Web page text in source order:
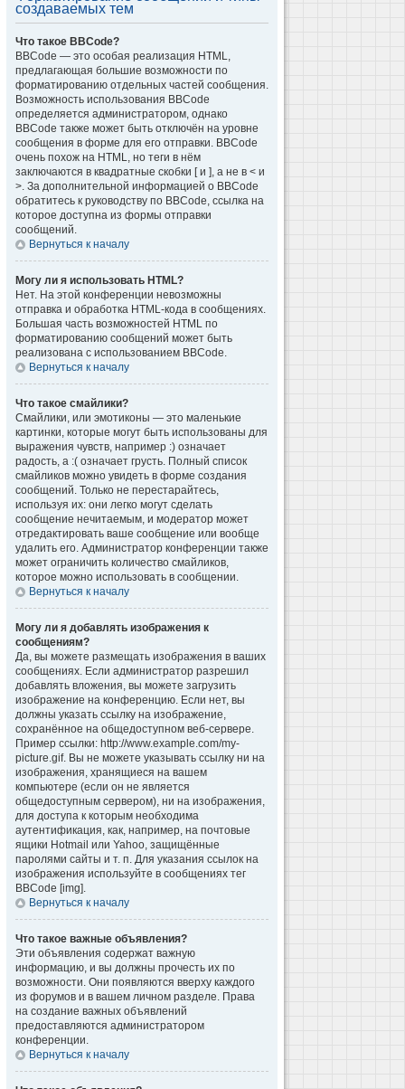
создаваемых тем
Что такое BBCode?
BBCode — это особая реализация HTML,
предлагающая большие возможности по
форматированию отдельных частей сообщения.
Возможность использования BBCode
определяется администратором, однако
BBCode также может быть отключён на уровне
сообщения в форме для его отправки. BBCode
очень похож на HTML, но теги в нём
заключаются в квадратные скобки [ и ], а не в < и
>. За дополнительной информацией о BBCode
обратитесь к руководству по BBCode, ссылка на
которое доступна из формы отправки
сообщений.
Вернуться к началу
Могу ли я использовать HTML?
Нет. На этой конференции невозможны
отправка и обработка HTML-кода в сообщениях.
Большая часть возможностей HTML по
форматированию сообщений может быть
реализована с использованием BBCode.
Вернуться к началу
Что такое смайлики?
Смайлики, или эмотиконы — это маленькие
картинки, которые могут быть использованы для
выражения чувств, например :) означает
радость, а :( означает грусть. Полный список
смайликов можно увидеть в форме создания
сообщений. Только не перестарайтесь,
используя их: они легко могут сделать
сообщение нечитаемым, и модератор может
отредактировать ваше сообщение или вообще
удалить его. Администратор конференции также
может ограничить количество смайликов,
которое можно использовать в сообщении.
Вернуться к началу
Могу ли я добавлять изображения к
сообщениям?
Да, вы можете размещать изображения в ваших
сообщениях. Если администратор разрешил
добавлять вложения, вы можете загрузить
изображение на конференцию. Если нет, вы
должны указать ссылку на изображение,
сохранённое на общедоступном веб-сервере.
Пример ссылки: http://www.example.com/my-
picture.gif. Вы не можете указывать ссылку ни на
изображения, хранящиеся на вашем
компьютере (если он не является
общедоступным сервером), ни на изображения,
для доступа к которым необходима
аутентификация, как, например, на почтовые
ящики Hotmail или Yahoo, защищённые
паролями сайты и т. п. Для указания ссылок на
изображения используйте в сообщениях тег
BBCode [img].
Вернуться к началу
Что такое важные объявления?
Эти объявления содержат важную
информацию, и вы должны прочесть их по
возможности. Они появляются вверху каждого
из форумов и в вашем личном разделе. Права
на создание важных объявлений
предоставляются администратором
конференции.
Вернуться к началу